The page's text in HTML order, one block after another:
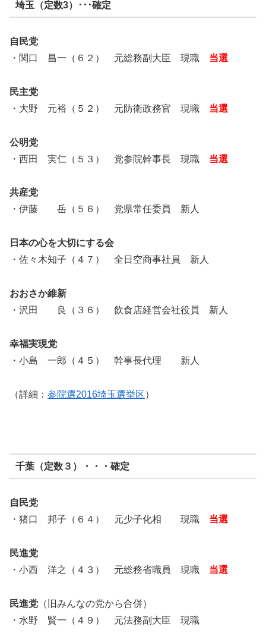
埼玉（定数3）･･･確定
自民党
・関口 昌一（６２） 元総務副大臣 現職 当選
民主党
・大野 元裕（５２） 元防衛政務官 現職 当選
公明党
・西田 実仁（５３） 党参院幹事長 現職 当選
共産党
・伊藤 岳（５６） 党県常任委員 新人
日本の心を大切にする会
・佐々木知子（４７） 全日空商事社員 新人
おおさか維新
・沢田 良（３６） 飲食店経営会社役員 新人
幸福実現党
・小島 一郎（４５） 幹事長代理 新人
（詳細： 参院選2016埼玉選挙区）
千葉（定数３）・・・確定
自民党
・猪口 邦子（６４） 元少子化相 現職 当選
民進党
・小西 洋之（４３） 元総務省職員 現職 当選
民進党 （旧みんなの党から合併）
・水野 賢一（４９） 元法務副大臣 現職